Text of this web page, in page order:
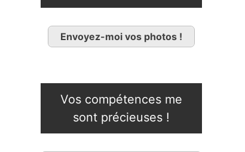
Envoyez-moi vos photos !
Vos compétences me
sont précieuses !